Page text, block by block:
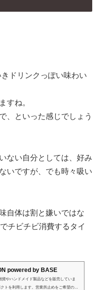
ドリンクっぽい味わい
すね。
、といった感じでしょう
ない自分としては、好み
いですが、でも時々吸い
自体は割と嫌いではな
チビチビ消費するタイ
powered by BASE
やハンドメイド製品などを販売していま
トを利用します。営業所止めをご希望の方